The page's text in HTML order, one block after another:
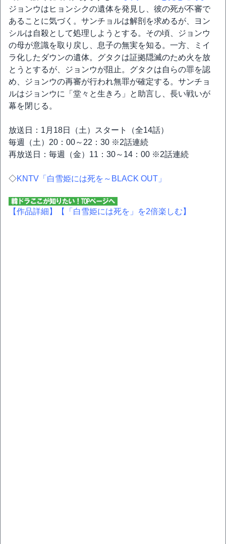
ジョンウはヒョンシクの遺体を発見し、彼の死が不審で
あることに気づく。サンチョルは解剖を求めるが、ヨン
シルは自殺として処理しようとする。その頃、ジョンウ
の母が意識を取り戻し、息子の無実を知る。一方、ミイ
ラ化したダウンの遺体。グタクは証拠隠滅のため火を放
とうとするが、ジョンウが阻止。グタクは自らの罪を認
め、ジョンウの再審が行われ無罪が確定する。サンチョ
ルはジョンウに「堂々と生きろ」と助言し、長い戦いが
幕を閉じる。
放送日：1月18日（土）スタート（全14話）
毎週（土）20：00～22：30 ※2話連続
再放送日：毎週（金）11：30～14：00 ※2話連続
◇KNTV「白雪姫には死を～BLACK OUT」
【作品詳細】 【「白雪姫には死を」を2倍楽しむ】